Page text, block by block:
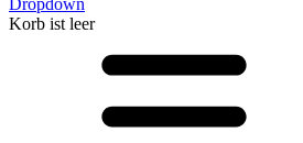
Dropdown
Korb ist leer